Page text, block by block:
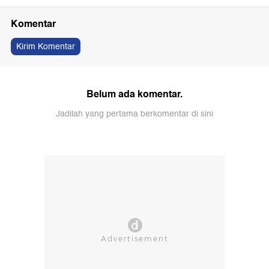
Komentar
Kirim Komentar
Belum ada komentar.
Jadilah yang pertama berkomentar di sini